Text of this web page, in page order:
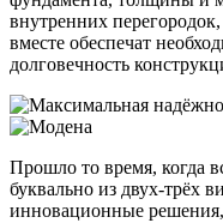
внутренних
вместе обеспечат
долговечность
Прошло то время, когда
буквально из двух-трёх
инновационные